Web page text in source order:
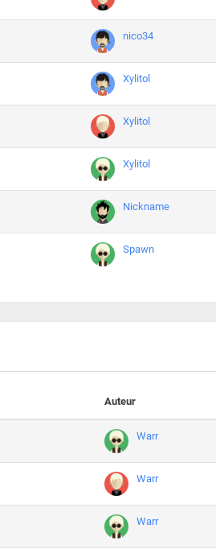
nico34
Xylitol
Xylitol
Xylitol
Nickname
Spawn
Auteur
Warr
Warr
Warr